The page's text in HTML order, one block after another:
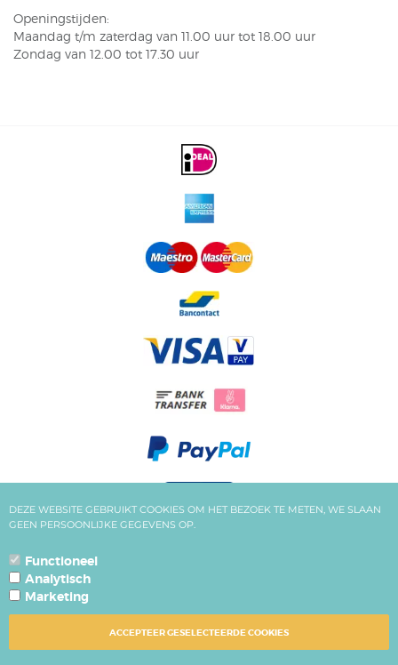
Openingstijden:
Maandag t/m zaterdag van 11.00 uur tot 18.00 uur
Zondag van 12.00 tot 17.30 uur
ALLE BEDRAGEN ZIJN INCLUSIEF BTW
POWERED BY CCV SHOP
DEZE WEBSITE GEBRUIKT COOKIES OM HET BEZOEK TE METEN, WE SLAAN
GEEN PERSOONLIJKE GEGEVENS OP.
Functioneel
Analytisch
Marketing
ACCEPTEER GESELECTEERDE COOKIES